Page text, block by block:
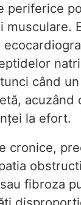
periferice
musculare.
când
acuzând
la efort.
cronice,
fibroza